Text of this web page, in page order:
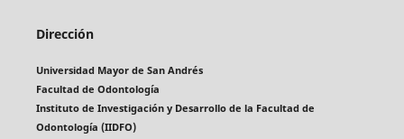
Dirección
Universidad Mayor de San Andrés
Facultad de Odontología
Instituto de Investigación y Desarrollo de la Facultad de
Odontología (IIDFO)